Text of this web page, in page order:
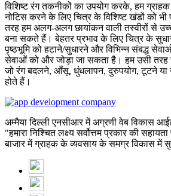
विशिष्ट रंग तकनीकों का उपयोग करके, हम
नोटिस करने के लिए चित्र के विशिष्ट खंडों को
तरह हम अलग-अलग छायांकन वाली तस्वीरों से
बना सकते हैं। बेहतर प्रभाव के लिए चित्र के सुधार,
पृष्ठभूमि को हटाने/सुधारने और विभिन्न संबद्ध
सेवाओं को और जोड़ा जा सकता है। हम उसी तरह
जो रंग बदलने, आँसू, धुंधलापन, दुरुपयोग, टूटने या
होते हैं।
अम्मैया दिल्ली एनसीआर में अग्रणी वेब विकास
"हमारा निश्चित लक्ष्य सर्वोत्तम प्रकार की
बाजार में ग्राहक के व्यवसाय के समग्र विकास में